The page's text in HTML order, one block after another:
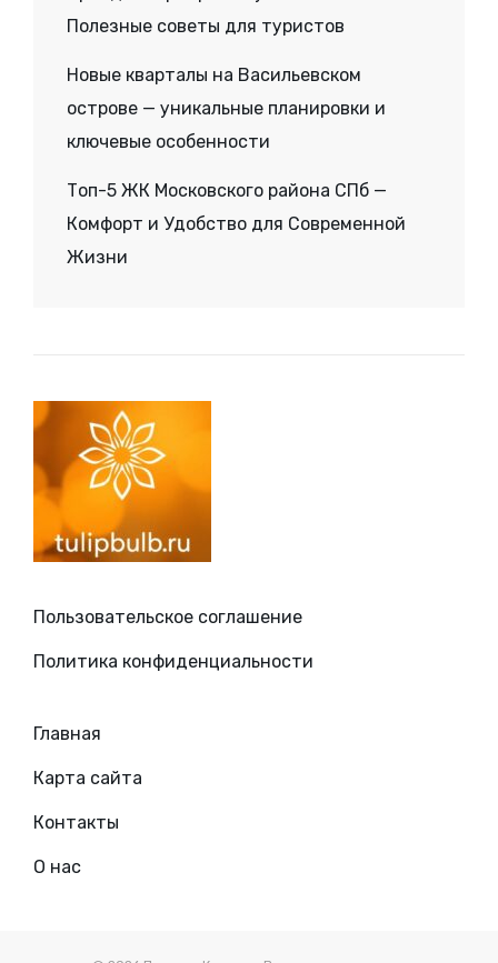
Полезные советы для туристов
Новые кварталы на Васильевском
острове — уникальные планировки и
ключевые особенности
Топ-5 ЖК Московского района СПб —
Комфорт и Удобство для Современной
Жизни
Пользовательское соглашение
Политика конфиденциальности
Главная
Карта сайта
Контакты
О нас